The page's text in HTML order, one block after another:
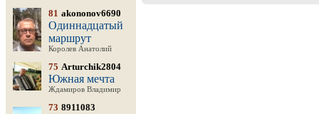
81 akononov6690
Одиннадцатый
маршрут
Королев Анатолий
75 Arturchik2804
Южная мечта
Ждамиров Владимир
73 8911083